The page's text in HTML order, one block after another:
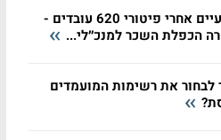
שבועיים אחרי פיטורי 620 עובדים -
הכפלת השכר למנכ״לי...
לבחור את רשימות המועמדים